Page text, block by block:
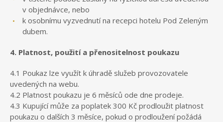
v objednávce, nebo
k osobnímu vyzvednutí na recepci hotelu Pod Zeleným
dubem.
4. Platnost, použití a přenositelnost poukazu
4.1 Poukaz lze využít k úhradě služeb provozovatele
uvedených na webu.
4.2 Platnost poukazu je 6 měsíců ode dne prodeje.
4.3 Kupující může za poplatek 300 Kč prodloužit platnost
poukazu o dalších 3 měsíce, pokud o prodloužení požádá